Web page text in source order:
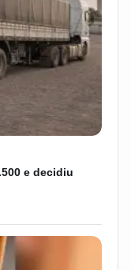
e decidiu